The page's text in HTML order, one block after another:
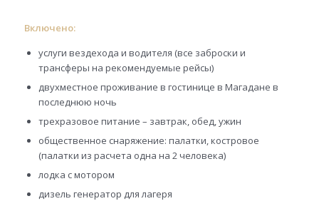
Включено:
услуги вездехода и водителя (все заброски и
трансферы на рекомендуемые рейсы)
двухместное проживание в гостинице в Магадане в
последнюю ночь
трехразовое питание – завтрак, обед, ужин
общественное снаряжение: палатки, костровое
(палатки из расчета одна на 2 человека)
лодка с мотором
дизель генератор для лагеря